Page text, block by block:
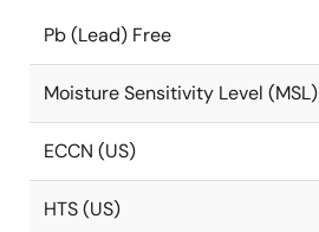
Pb (Lead) Free
Moisture Sensitivity Level (MSL)
ECCN (US)
HTS (US)